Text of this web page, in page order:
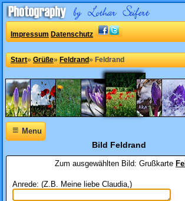
Impressum Datenschutz
Start» Grüße» Feldrand» Feldrand
≡Menu
Bild Feldrand
Zum ausgewählten Bild:Grußkarte
Anrede: (Z.B. Meine liebe Claudia,)